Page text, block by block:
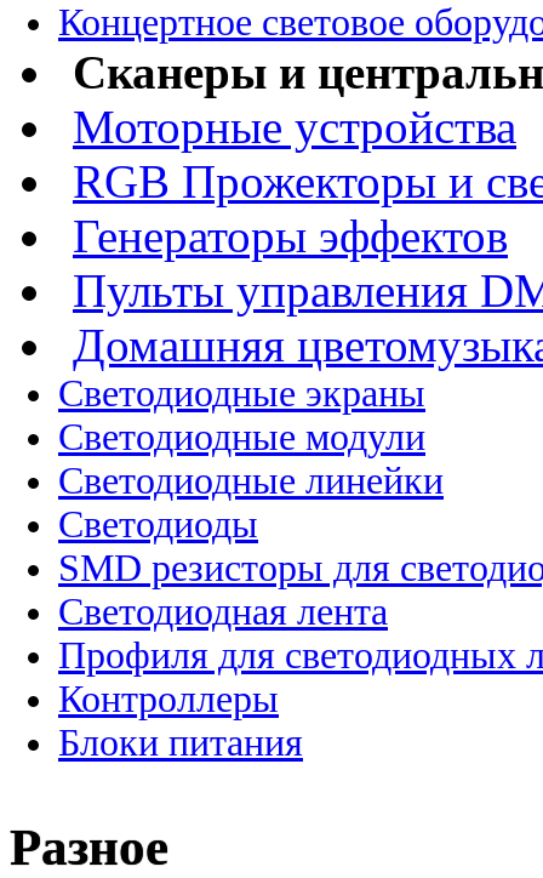
Концертное световое
Сканеры и
Моторные устройства
RGB Прожекторы и
Генераторы эффектов
Пульты управления
Домашняя
Cветодиодные экраны
Светодиодные модули
Светодиодные линейки
Светодиоды
SMD резисторы для
Светодиодная лента
Профиля для светодиодных
Контроллеры
Блоки питания
Разное